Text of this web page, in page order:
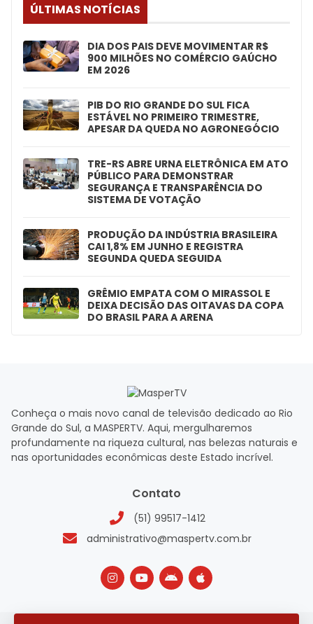
ÚLTIMAS NOTÍCIAS
DIA DOS PAIS DEVE MOVIMENTAR R$
900 MILHÕES NO COMÉRCIO GAÚCHO
EM 2026
PIB DO RIO GRANDE DO SUL FICA
ESTÁVEL NO PRIMEIRO TRIMESTRE,
APESAR DA QUEDA NO AGRONEGÓCIO
TRE-RS ABRE URNA ELETRÔNICA EM ATO
PÚBLICO PARA DEMONSTRAR
SEGURANÇA E TRANSPARÊNCIA DO
SISTEMA DE VOTAÇÃO
PRODUÇÃO DA INDÚSTRIA BRASILEIRA
CAI 1,8% EM JUNHO E REGISTRA
SEGUNDA QUEDA SEGUIDA
GRÊMIO EMPATA COM O MIRASSOL E
DEIXA DECISÃO DAS OITAVAS DA COPA
DO BRASIL PARA A ARENA
Conheça o mais novo canal de televisão dedicado ao Rio
Grande do Sul, a MASPERTV. Aqui, mergulharemos
profundamente na riqueza cultural, nas belezas naturais e
nas oportunidades econômicas deste Estado incrível.
Contato
(51) 99517-1412
administrativo@maspertv.com.br